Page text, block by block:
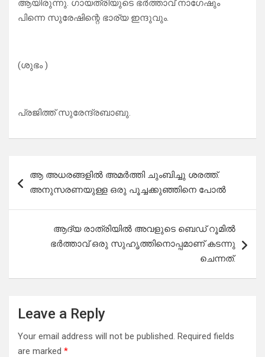
ആയിരുന്നു. ഗായത്രിയുടെ ഭർത്താവ് നാഗേഷും
പിന്നെ സുരേഷിന്റെ ഭാര്യ ഇന്ദുവും.
(ശുഭം )
പ്രജിത്ത് സുരേന്ദ്രബാബു.
navigation
ആ അധരങ്ങളിൽ അമർത്തി ചുംബിച്ചു ശരത്ത്.
അനുസരണയുള്ള ഒരു പൂച്ചക്കുഞ്ഞിനെ പോൽ
ആദ്യ രാത്രിയിൽ അവളുടെ ബെഡ് റൂമിൽ
ഭർത്താവ് ഒരു സുഹൃത്തിനൊപ്പമാണ് കടന്നു
ചെന്നത്.
Leave a Reply
Your email address will not be published. Required fields
are marked *